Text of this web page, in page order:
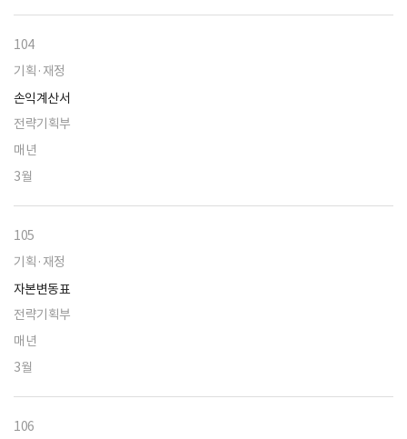
104
기획·재정
손익계산서
전략기획부
매년
3월
105
기획·재정
자본변동표
전략기획부
매년
3월
106